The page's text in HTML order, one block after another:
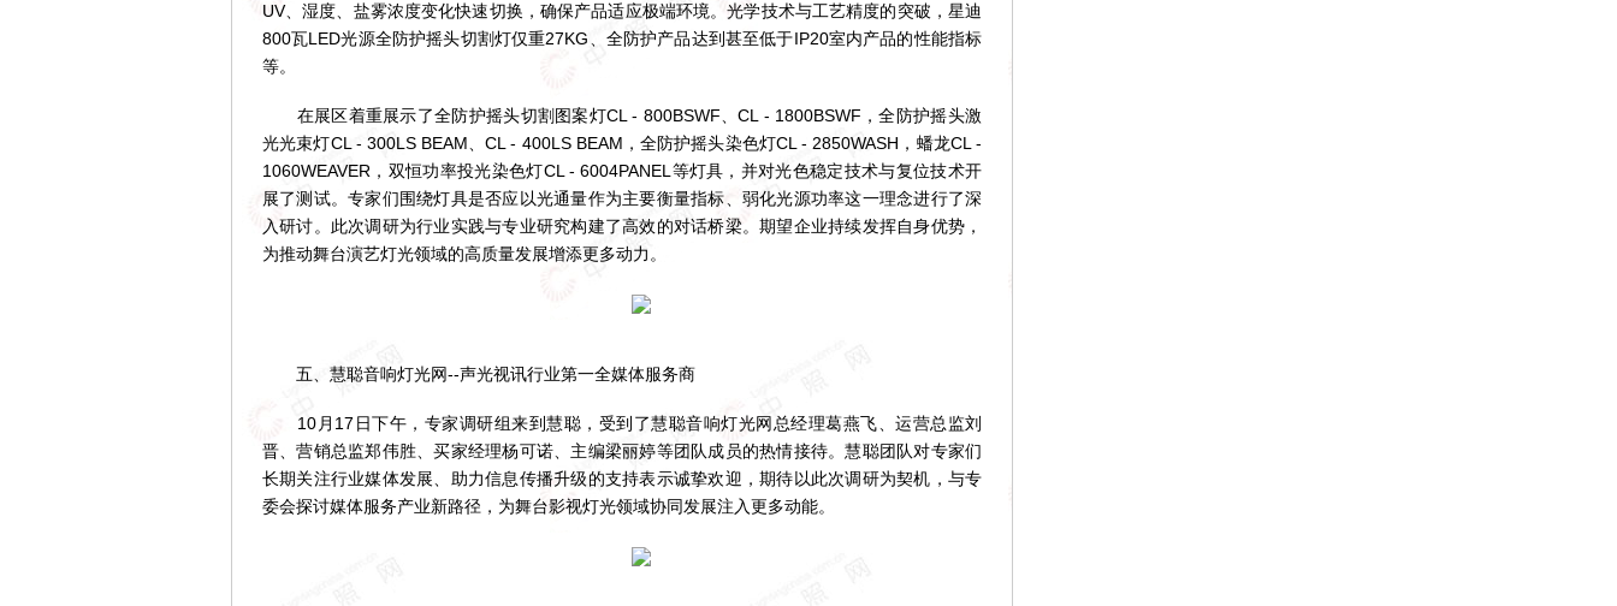
UV、湿度、盐雾浓度变化快速切换，确保产品适应极端环境。光学技术与工艺精度的突破，星迪
800瓦LED光源全防护摇头切割灯仅重27KG、全防护产品达到甚至低于IP20室内产品的性能指标
等。
在展区着重展示了全防护摇头切割图案灯CL - 800BSWF、CL - 1800BSWF，全防护摇头激
光光束灯CL - 300LS BEAM、CL - 400LS BEAM，全防护摇头染色灯CL - 2850WASH，蟠龙CL -
1060WEAVER，双恒功率投光染色灯CL - 6004PANEL等灯具，并对光色稳定技术与复位技术开
展了测试。专家们围绕灯具是否应以光通量作为主要衡量指标、弱化光源功率这一理念进行了深
入研讨。此次调研为行业实践与专业研究构建了高效的对话桥梁。期望企业持续发挥自身优势，
为推动舞台演艺灯光领域的高质量发展增添更多动力。
五、慧聪音响灯光网--声光视讯行业第一全媒体服务商
10月17日下午，专家调研组来到慧聪，受到了慧聪音响灯光网总经理葛燕飞、运营总监刘
晋、营销总监郑伟胜、买家经理杨可诺、主编梁丽婷等团队成员的热情接待。慧聪团队对专家们
长期关注行业媒体发展、助力信息传播升级的支持表示诚挚欢迎，期待以此次调研为契机，与专
委会探讨媒体服务产业新路径，为舞台影视灯光领域协同发展注入更多动能。